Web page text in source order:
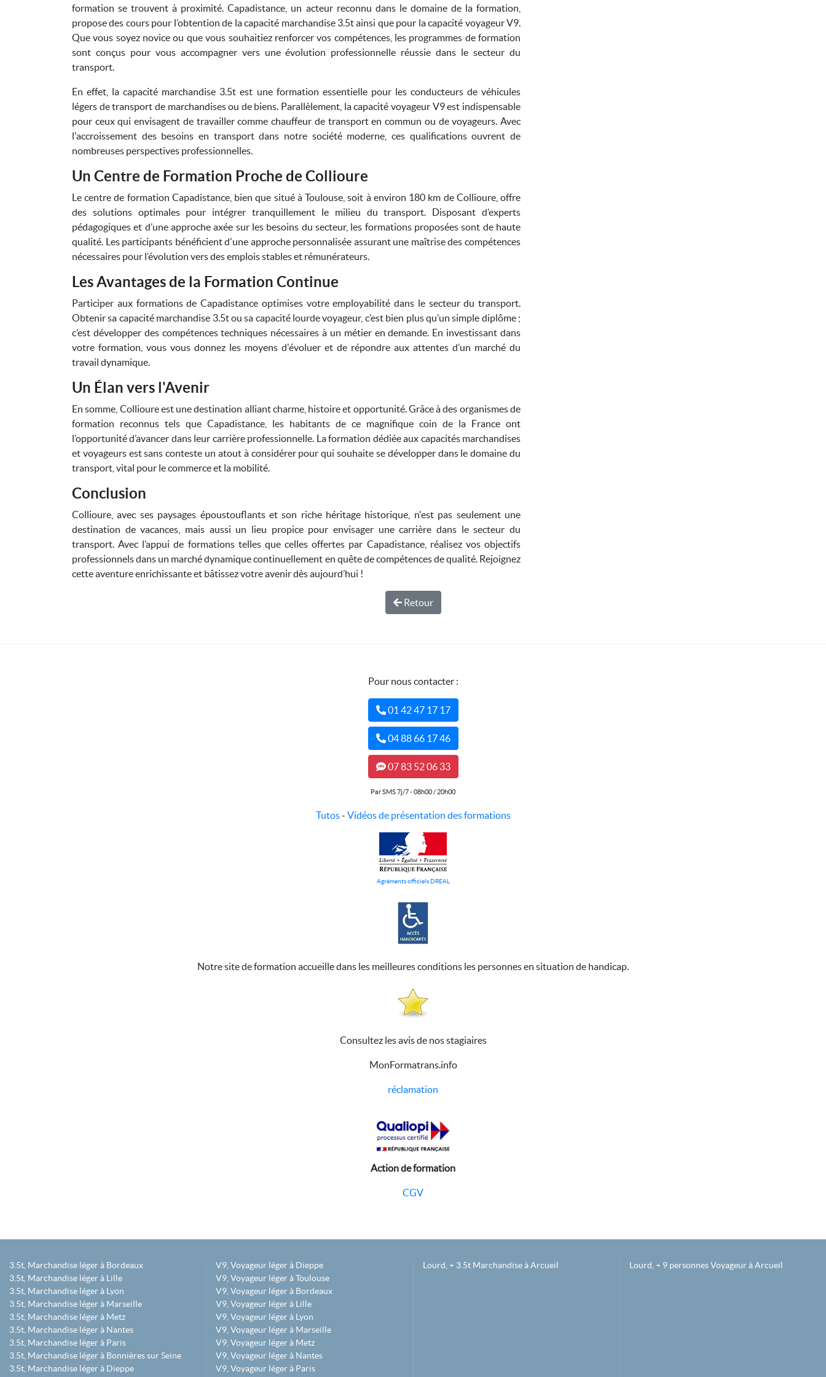
formation se trouvent à proximité. Capadistance, un acteur reconnu dans le domaine de la formation,
propose des cours pour l’obtention de la capacité marchandise 3.5t ainsi que pour la capacité voyageur V9.
Que vous soyez novice ou que vous souhaitiez renforcer vos compétences, les programmes de formation
sont conçus pour vous accompagner vers une évolution professionnelle réussie dans le secteur du
transport.
En effet, la capacité marchandise 3.5t est une formation essentielle pour les conducteurs de véhicules
légers de transport de marchandises ou de biens. Parallèlement, la capacité voyageur V9 est indispensable
pour ceux qui envisagent de travailler comme chauffeur de transport en commun ou de voyageurs. Avec
l'accroissement des besoins en transport dans notre société moderne, ces qualifications ouvrent de
nombreuses perspectives professionnelles.
Un Centre de Formation Proche de Collioure
Le centre de formation Capadistance, bien que situé à Toulouse, soit à environ 180 km de Collioure, offre
des solutions optimales pour intégrer tranquillement le milieu du transport. Disposant d’experts
pédagogiques et d’une approche axée sur les besoins du secteur, les formations proposées sont de haute
qualité. Les participants bénéficient d'une approche personnalisée assurant une maîtrise des compétences
nécessaires pour l’évolution vers des emplois stables et rémunérateurs.
Les Avantages de la Formation Continue
Participer aux formations de Capadistance optimises votre employabilité dans le secteur du transport.
Obtenir sa capacité marchandise 3.5t ou sa capacité lourde voyageur, c’est bien plus qu’un simple diplôme ;
c’est développer des compétences techniques nécessaires à un métier en demande. En investissant dans
votre formation, vous vous donnez les moyens d'évoluer et de répondre aux attentes d’un marché du
travail dynamique.
Un Élan vers l'Avenir
En somme, Collioure est une destination alliant charme, histoire et opportunité. Grâce à des organismes de
formation reconnus tels que Capadistance, les habitants de ce magnifique coin de la France ont
l’opportunité d’avancer dans leur carrière professionnelle. La formation dédiée aux capacités marchandises
et voyageurs est sans conteste un atout à considérer pour qui souhaite se développer dans le domaine du
transport, vital pour le commerce et la mobilité.
Conclusion
Collioure, avec ses paysages époustouflants et son riche héritage historique, n'est pas seulement une
destination de vacances, mais aussi un lieu propice pour envisager une carrière dans le secteur du
transport. Avec l’appui de formations telles que celles offertes par Capadistance, réalisez vos objectifs
professionnels dans un marché dynamique continuellement en quête de compétences de qualité. Rejoignez
cette aventure enrichissante et bâtissez votre avenir dès aujourd’hui !
Retour
Pour nous contacter :
01 42 47 17 17
04 88 66 17 46
07 83 52 06 33
Par SMS 7j/7 - 08h00 / 20h00
Tutos- Vidéos de présentation des formations
Agréments officiels DREAL
Notre site de formation accueille dans les meilleures conditions les personnes en situation de handicap.
Consultez les avis de nos stagiaires
MonFormatrans.info
réclamation
Action de formation
CGV
3.5t, Marchandise léger à Bordeaux
3.5t, Marchandise léger à Lille
3.5t, Marchandise léger à Lyon
3.5t, Marchandise léger à Marseille
3.5t, Marchandise léger à Metz
3.5t, Marchandise léger à Nantes
3.5t, Marchandise léger à Paris
3.5t, Marchandise léger à Bonnières sur Seine
3.5t, Marchandise léger à Dieppe
V9, Voyageur léger à Dieppe
V9, Voyageur léger à Toulouse
V9, Voyageur léger à Bordeaux
V9, Voyageur léger à Lille
V9, Voyageur léger à Lyon
V9, Voyageur léger à Marseille
V9, Voyageur léger à Metz
V9, Voyageur léger à Nantes
V9, Voyageur léger à Paris
Lourd, + 3.5t Marchandise à Arcueil Lourd, + 9 personnes Voyageur à Arcueil